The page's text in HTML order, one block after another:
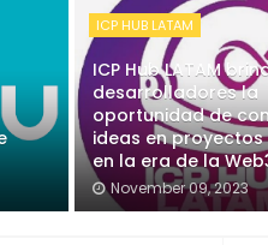
ICP HUB LATAM
ICP Hub LATAM
desarrolladores la
oportunidad de
ideas en
en la era de la
November 09, 2023